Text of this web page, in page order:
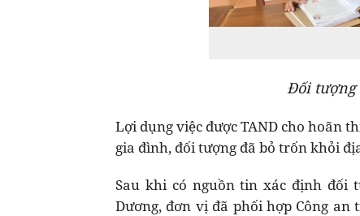
Đối tượng
Lợi dụng việc được TAND cho hoãn
gia đình, đối tượng đã bỏ trốn khỏi
Sau khi có nguồn tin xác định đối
Dương, đơn vị đã phối hợp Công an